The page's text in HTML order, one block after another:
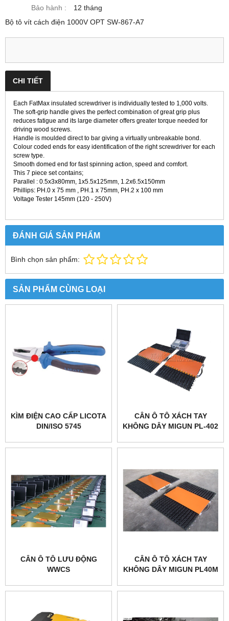
Bảo hành :
12 tháng
Bộ tô vít cách điện 1000V OPT SW-867-A7
CHI TIẾT
Each FatMax insulated screwdriver is individually tested to 1,000 volts.
The soft-grip handle gives the perfect combination of great grip plus
reduces fatigue and its large diameter offers greater torque needed for
driving wood screws.
Handle is moulded direct to bar giving a virtually unbreakable bond.
Colour coded ends for easy identification of the right screwdriver for each
screw type.
Smooth domed end for fast spinning action, speed and comfort.
This 7 piece set contains;
Parallel : 0.5x3x80mm, 1x5.5x125mm, 1.2x6.5x150mm
Phillips: PH.0 x 75 mm , PH.1 x 75mm, PH.2 x 100 mm
Voltage Tester 145mm (120 - 250V)
ĐÁNH GIÁ SẢN PHẨM
Bình chọn sản phẩm:
SẢN PHẨM CÙNG LOẠI
KÌM ĐIỆN CAO CẤP LICOTA
DIN/ISO 5745
CÂN Ô TÔ XÁCH TAY
KHÔNG DÂY MIGUN PL-402
CÂN Ô TÔ LƯU ĐỘNG
WWCS
CÂN Ô TÔ XÁCH TAY
KHÔNG DÂY MIGUN PL40M